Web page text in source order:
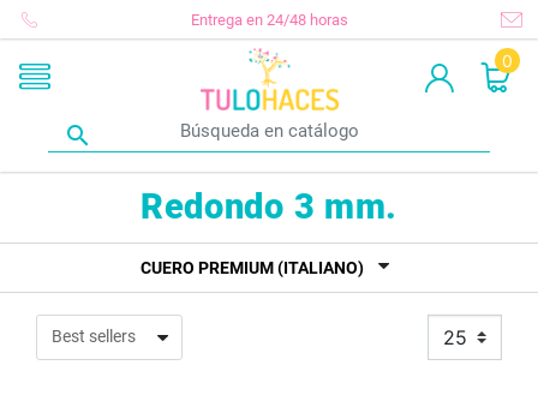
Entrega en 24/48 horas
0

Redondo 3 mm.
CUERO PREMIUM (ITALIANO)
25